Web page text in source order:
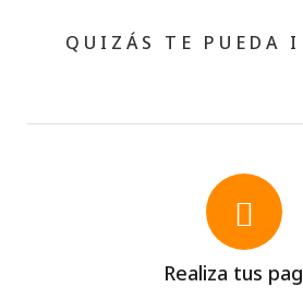
QUIZÁS TE PUEDA
Realiza tus